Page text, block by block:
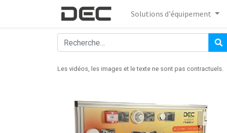
Solutions d'équipement
Les vidéos, les images et le texte ne sont pas contractuels.